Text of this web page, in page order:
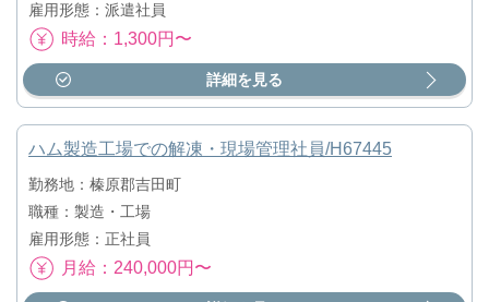
雇用形態：派遣社員
時給：1,300円〜
詳細を見る
ハム製造工場での解凍・現場管理社員/H67445
勤務地：榛原郡吉田町
職種：製造・工場
雇用形態：正社員
月給：240,000円〜